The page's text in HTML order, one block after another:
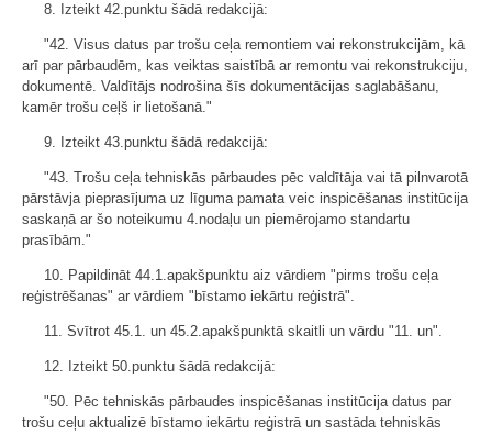
8. Izteikt 42.punktu šādā redakcijā:
"42. Visus datus par trošu ceļa remontiem vai rekonstrukcijām, kā
arī par pārbaudēm, kas veiktas saistībā ar remontu vai rekonstrukciju,
dokumentē. Valdītājs nodrošina šīs dokumentācijas saglabāšanu,
kamēr trošu ceļš ir lietošanā."
9. Izteikt 43.punktu šādā redakcijā:
"43. Trošu ceļa tehniskās pārbaudes pēc valdītāja vai tā pilnvarotā
pārstāvja pieprasījuma uz līguma pamata veic inspicēšanas institūcija
saskaņā ar šo noteikumu 4.nodaļu un piemērojamo standartu
prasībām."
10. Papildināt 44.1.apakšpunktu aiz vārdiem "pirms trošu ceļa
reģistrēšanas" ar vārdiem "bīstamo iekārtu reģistrā".
11. Svītrot 45.1. un 45.2.apakšpunktā skaitli un vārdu "11. un".
12. Izteikt 50.punktu šādā redakcijā:
"50. Pēc tehniskās pārbaudes inspicēšanas institūcija datus par
trošu ceļu aktualizē bīstamo iekārtu reģistrā un sastāda tehniskās